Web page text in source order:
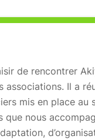
de rencontrer
associations. Il a
mis en place au
que nous